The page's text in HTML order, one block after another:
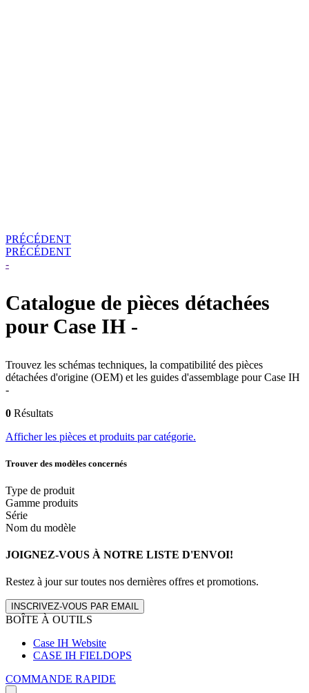
PRÉCÉDENT
PRÉCÉDENT
-
Catalogue de pièces détachées
pour Case IH -
Trouvez les schémas techniques, la compatibilité des pièces
détachées d'origine (OEM) et les guides d'assemblage pour Case IH
-
0 Résultats
Afficher les pièces et produits par catégorie.
Trouver des modèles concernés
Type de produit
Gamme produits
Série
Nom du modèle
JOIGNEZ-VOUS À NOTRE LISTE D'ENVOI!
Restez à jour sur toutes nos dernières offres et promotions.
INSCRIVEZ-VOUS PAR EMAIL
BOÎTE À OUTILS
Case IH Website
CASE IH FIELDOPS
COMMANDE RAPIDE